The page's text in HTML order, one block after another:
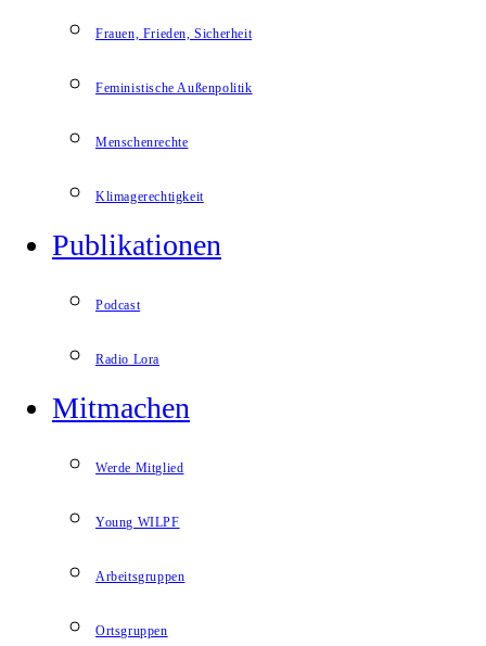
Frauen, Frieden, Sicherheit
Feministische Außenpolitik
Menschenrechte
Klimagerechtigkeit
Publikationen
Podcast
Radio Lora
Mitmachen
Werde Mitglied
Young WILPF
Arbeitsgruppen
Ortsgruppen